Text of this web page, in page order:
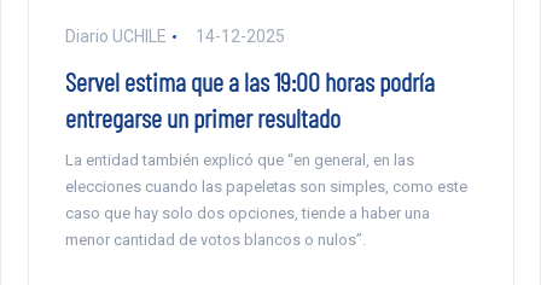
Diario UCHILE 14-12-2025
Servel estima que a las 19:00 horas podría
entregarse un primer resultado
La entidad también explicó que “en general, en las
elecciones cuando las papeletas son simples, como este
caso que hay solo dos opciones, tiende a haber una
menor cantidad de votos blancos o nulos”.